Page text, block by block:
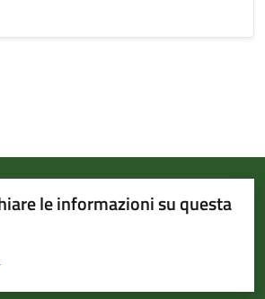
le informazioni su questa
5 stelle su 5
stelle su 5
su 5
5